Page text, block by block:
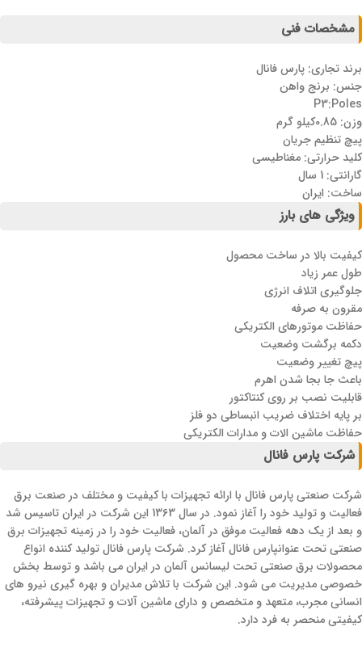
مشخصات فنی
برند تجاری: پارس فانال
جنس: برنج واهن
P3:Poles
وزن: 0.85کیلو گرم
پیچ تنظیم جریان
کلید حرارتی: مغناطیسی
گارانتی: 1 سال
ساخت: ایران
ویژگی های بارز
کیفیت بالا در ساخت محصول
طول عمر زیاد
جلوگیری اتلاف انرژی
مقرون به صرفه
حفاظت موتورهای الکتریکی
دکمه برگشت وضعیت
پیچ تغییر وضعیت
باعث جا بجا شدن اهرم
قابلیت نصب بر روی کنتاکتور
بر پایه اختلاف ضریب انبساطی دو فلز
حفاظت ماشین الات و مدارات الکتریکی
شرکت پارس فانال
شرکت صنعتی پارس فانال با ارائه تجهیزات با کیفیت و مختلف در صنعت برق
فعالیت و تولید خود را آغاز نمود. در سال 1363 این شرکت در ایران تاسیس شد
و بعد از یک دهه فعالیت موفق در آلمان، فعالیت خود را در زمینه تجهیزات برق
صنعتی تحت عنوانپارس فانال آغاز کرد. شرکت پارس فانال تولید کننده انواع
محصولات برق صنعتی تحت لیسانس آلمان در ایران می باشد و توسط بخش
خصوصی مدیریت می شود. این شرکت با تلاش مدیران و بهره گیری نیرو های
انسانی مجرب، متعهد و متخصص و دارای ماشین‌ آلات و تجهیزات پیشرفته،
کیفیتی منحصر به فرد دارد.